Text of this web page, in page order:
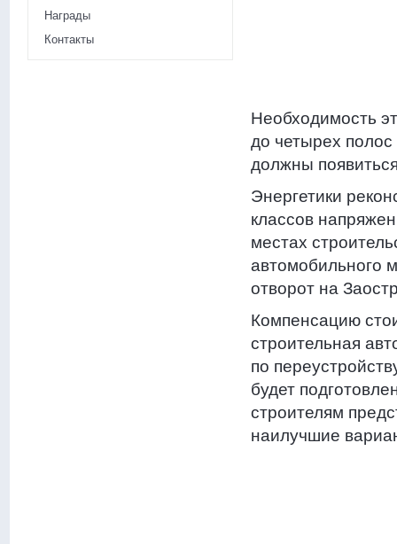
Награды
Контакты
Необходимость
до четырех полос
должны
Энергетики
классов
местах
автомобильного
отворот на
Компенсацию
строительная
по
будет
строителям
наилучшие